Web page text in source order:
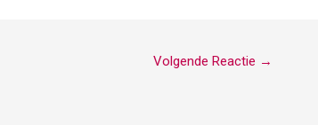
Volgende Reactie →